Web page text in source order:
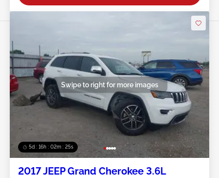
5d : 16h : 02m : 22s
Swipe to right for more images
2017 JEEP Grand Cherokee 3.6L